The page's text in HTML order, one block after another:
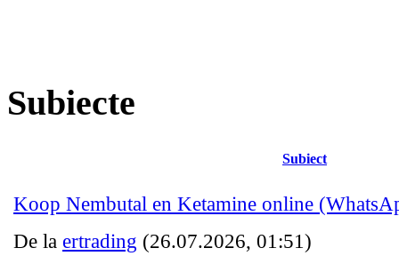
Subiecte
Subiect
Koop Nembutal en Ketamine online
De la ertrading (26.07.2026, 01:51)